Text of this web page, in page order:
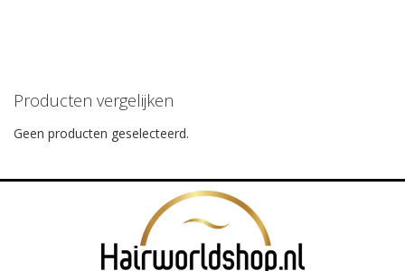
Producten vergelijken
Geen producten geselecteerd.